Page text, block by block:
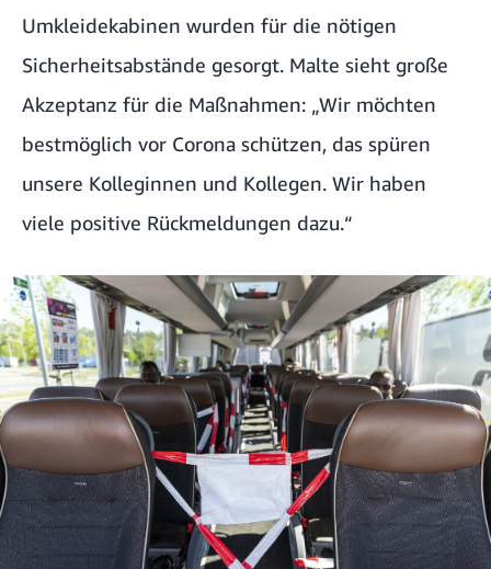
Umkleidekabinen wurden für die nötigen
Sicherheitsabstände gesorgt. Malte sieht große
Akzeptanz für die Maßnahmen: „Wir möchten
bestmöglich vor Corona schützen, das spüren
unsere Kolleginnen und Kollegen. Wir haben
viele positive Rückmeldungen dazu.“